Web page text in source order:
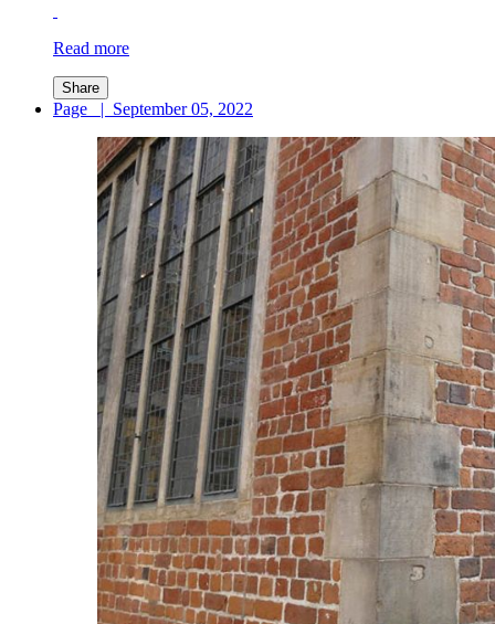
Read more
Share
Page | September 05, 2022